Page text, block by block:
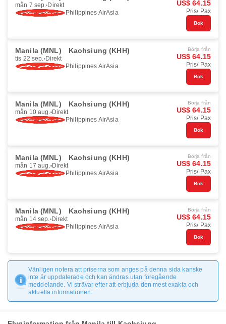
mån 7 sep. Direkt
Philippines AirAsia
US$ 64.15
Pris/ Pax
Bok
Manila (MNL) Kaohsiung (KHH)
tis 22 sep. Direkt
Philippines AirAsia
Börja från
US$ 64.15
Pris/ Pax
Bok
Manila (MNL) Kaohsiung (KHH)
mån 10 aug. Direkt
Philippines AirAsia
Börja från
US$ 64.15
Pris/ Pax
Bok
Manila (MNL) Kaohsiung (KHH)
mån 17 aug. Direkt
Philippines AirAsia
Börja från
US$ 64.15
Pris/ Pax
Bok
Manila (MNL) Kaohsiung (KHH)
mån 14 sep. Direkt
Philippines AirAsia
Börja från
US$ 64.15
Pris/ Pax
Bok
Vänligen notera att priserna som anges på denna sida kanske
inte är uppdaterade och kan ändras utan föregående
meddelande. Vi strävar efter att erbjuda den mest exakta och
aktuella informationen.